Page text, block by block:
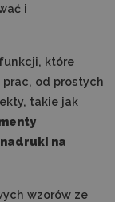
i
które
od prostych
takie jak
na
wzorów ze